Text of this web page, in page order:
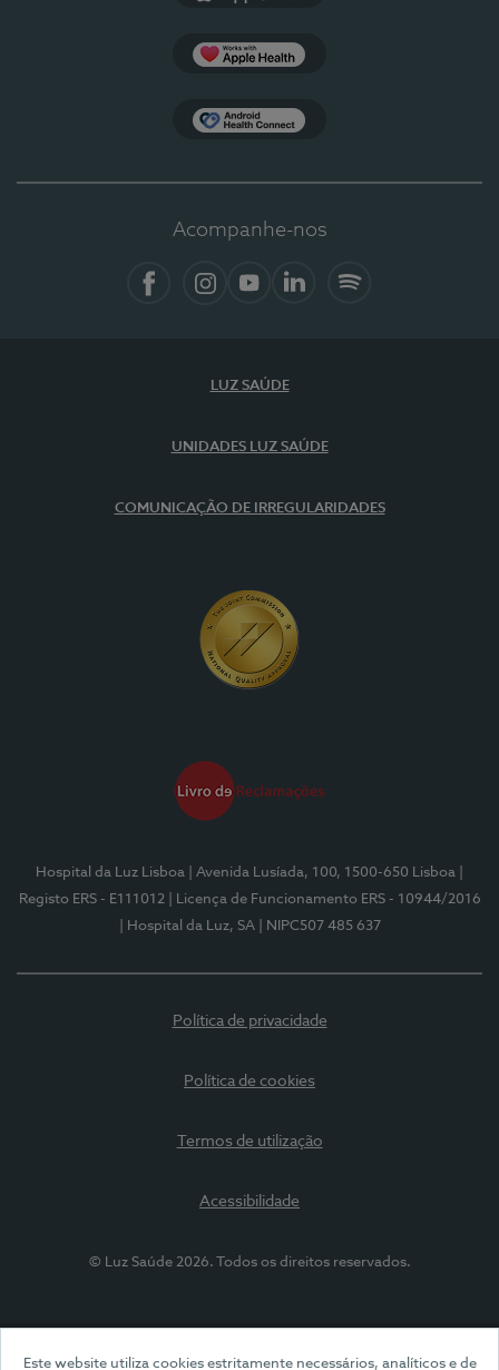
Este website utiliza cookies estritamente necessários, analíticos e de
Acompanhe-nos
LUZ SAÚDE
UNIDADES LUZ SAÚDE
COMUNICAÇÃO DE IRREGULARIDADES
Hospital da Luz Lisboa | Avenida Lusíada, 100, 1500-650 Lisboa
Registo ERS - E111012
| Licença de Funcionamento ERS - 10944/2016
| Hospital da Luz, SA
| NIPC507 485 637
Política de privacidade
Política de cookies
Termos de utilização
Acessibilidade
© Luz Saúde 2026. Todos os direitos reservados.